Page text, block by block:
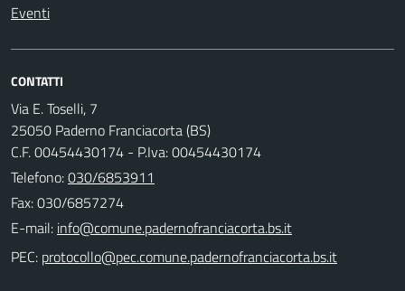
Eventi
CONTATTI
Via E. Toselli, 7
25050 Paderno Franciacorta (BS)
C.F. 00454430174 - P.Iva: 00454430174
Telefono:030/6853911
Fax: 030/6857274
E-mail:
PEC: